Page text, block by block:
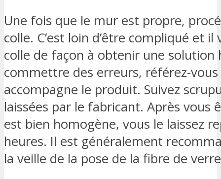
Une fois que le mur est propre,
colle. C’est loin d’être compliqué et
colle de façon à obtenir une solution
commettre des erreurs, référez-
accompagne le produit. Suivez
laissées par le fabricant. Après vous
est bien homogène, vous le laissez
heures. Il est généralement
la veille de la pose de la fibre de verre